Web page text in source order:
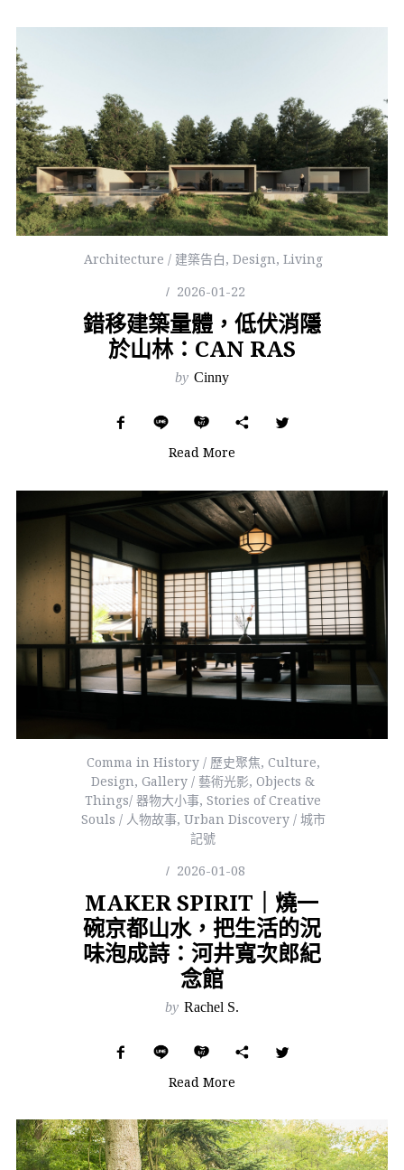
Architecture / 建築告白, Design, Living
2026-01-22
錯移建築量體，低伏消隱
於山林：CAN RAS
by Cinny
Read More
Comma in History / 歷史聚焦, Culture,
Design,Gallery / 藝術光影,Objects &
Things/ 器物大小事,Stories of Creative
Souls / 人物故事, Urban Discovery / 城市
記號
2026-01-08
MAKER SPIRIT｜燒一
碗京都山水，把生活的況
味泡成詩：河井寬次郎紀
念館
by Rachel S.
Read More